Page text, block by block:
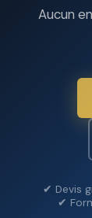
Aucun
✔ Devis
✔